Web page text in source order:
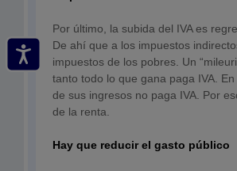
Por último, la subida del IVA es
De ahí que a los impuestos
impuestos de los pobres. Un
tanto todo lo que gana paga IVA.
de sus ingresos no paga IVA. Por
de la renta.
Hay que reducir el gasto público